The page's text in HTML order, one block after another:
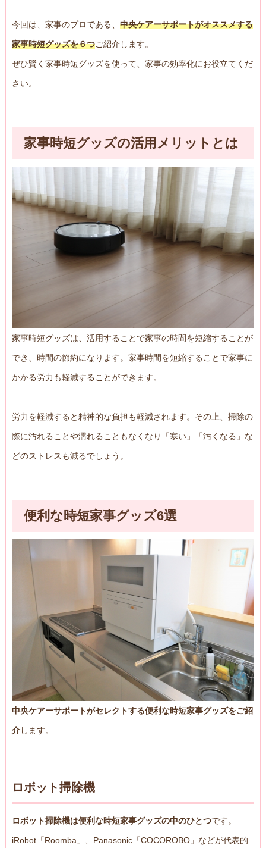
今回は、家事のプロである、 中央ケアーサポートがオススメする
家事時短グッズを６つご紹介します。
ぜひ賢く家事時短グッズを使って、家事の効率化にお役立てくだ
さい。
家事時短グッズの活用メリットとは
家事時短グッズは、活用することで家事の時間を短縮することが
でき、時間の節約になります。家事時間を短縮することで家事に
かかる労力も軽減することができます。
労力を軽減すると精神的な負担も軽減されます。その上、掃除の
際に汚れることや濡れることもなくなり「寒い」「汚くなる」な
どのストレスも減るでしょう。
便利な時短家事グッズ6選
中央ケアーサポートがセレクトする便利な時短家事グッズをご紹
介します。
ロボット掃除機
ロボット掃除機は便利な時短家事グッズの中のひとつです。
iRobot「Roomba」、Panasonic「COCOROBO」などが代表的